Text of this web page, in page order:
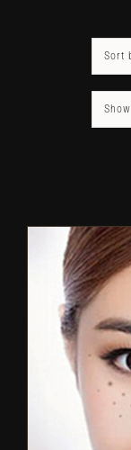
Sort
Show